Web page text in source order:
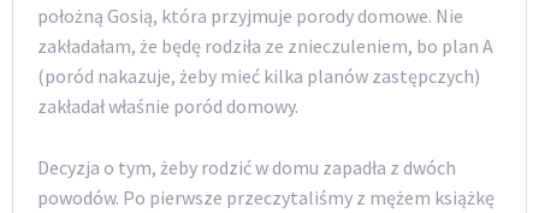
położną Gosią, która przyjmuje porody domowe. Nie
zakładałam, że będę rodziła ze znieczuleniem, bo plan A
(poród nakazuje, żeby mieć kilka planów zastępczych)
zakładał właśnie poród domowy.
Decyzja o tym, żeby rodzić w domu zapadła z dwóch
powodów. Po pierwsze przeczytaliśmy z mężem książkę